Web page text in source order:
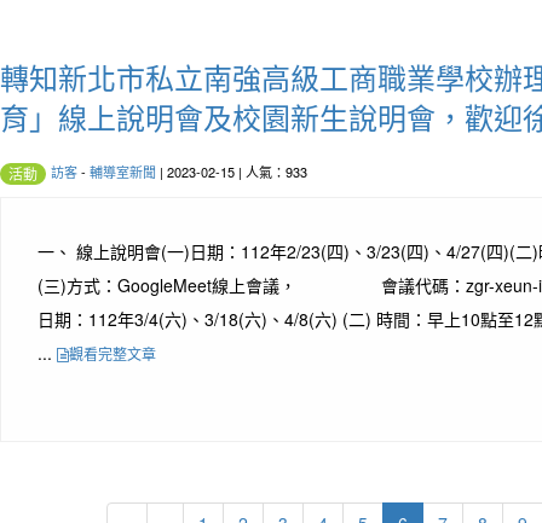
轉知新北市私立南強高級工商職業學校辦
育」線上說明會及校園新生說明會，歡迎
活動 訪客- 輔導室新聞 | 2023-02-15 | 人氣：933
一、 線上說明會(一)日期：112年2/23(四)、3/23(四)、4/27(四)(二
(三)方式：GoogleMeet線上會議， 會議代碼：zgr-xeun-
日期：112年3/4(六)、3/18(六)、4/8(六) (二) 時間：早上10點至12
...
觀看完整文章